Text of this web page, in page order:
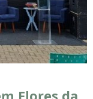
Flores da